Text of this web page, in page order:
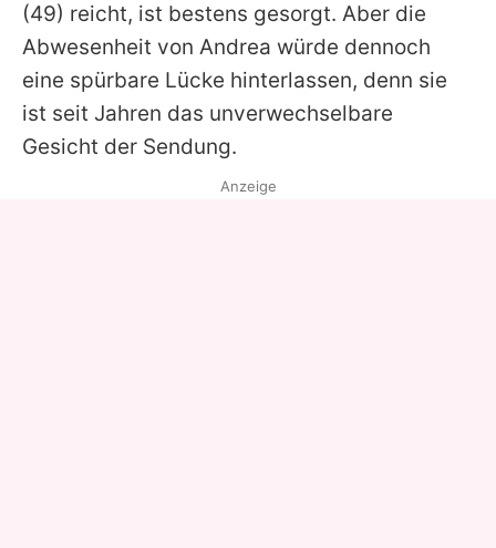
(49) reicht, ist bestens gesorgt. Aber die
Abwesenheit von Andrea würde dennoch
eine spürbare Lücke hinterlassen, denn sie
ist seit Jahren das unverwechselbare
Gesicht der Sendung.
Anzeige